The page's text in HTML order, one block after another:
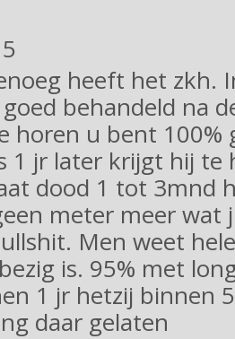
heeft het zkh.
behandeld na
horen u bent 100%
1 jr later krijgt hij te
dood 1 tot 3mnd
meter meer wat
Men weet
is. 95% met
1 jr hetzij binnen
daar gelaten